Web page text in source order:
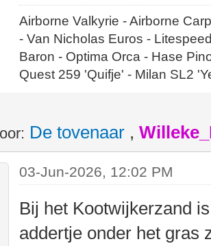
Airborne Valkyrie - Airborne
- Van Nicholas Euros -
Baron - Optima Orca - Hase
Quest 259 'Quifje' - Milan SL2
De tovenaar ,
03-Jun-2026, 12:02 PM
Bij het Kootwijkerzand
addertje onder het gras